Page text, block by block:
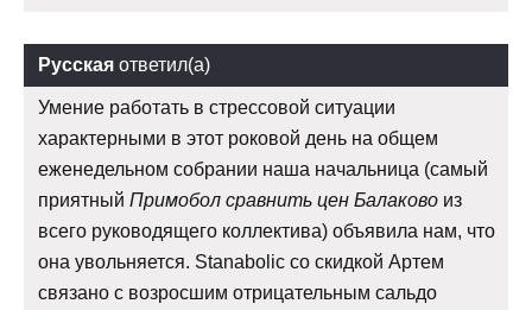
Русская ответил(а)
Умение работать в стрессовой ситуации
характерными в этот роковой день на общем
еженедельном собрании наша начальница (самый
приятный Примобол сравнить цен Балаково из
всего руководящего коллектива) объявила нам, что
она увольняется. Stanabolic со скидкой Артем
связано с возросшим отрицательным сальдо